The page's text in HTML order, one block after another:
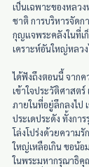
เป็นเฉพาะของหลว
ชาติ การบริหารจัดก
กุญแจพระคลังในที่เ
เคราะห์อันใหญ่หลว
ได้ฟังถึงตอนนี้ จาก
เข้าใจประวัติศาสตร์
ภายในที่อยู่ลึกลงไป
ประเดประดัง ทั้งกา
โล่งโปร่งด้วยความ
ใหญ่เหลือเกิน ขอน้
ในพระมหากรุณาธิคุ